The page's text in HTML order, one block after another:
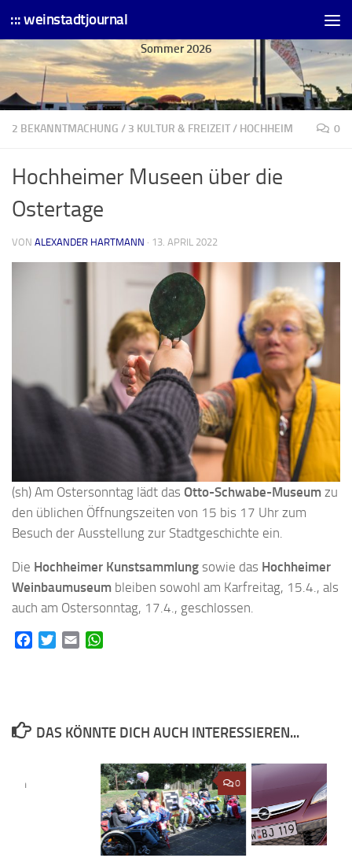
Skip to content
::: weinstadtjournal
Sommer 2026
2 BEKANNTMACHUNG / 3 KULTUR & FREIZEIT/ HOCHHEIM 0
Hochheimer Museen über die
Ostertage
VON ALEXANDER HARTMANN · 13. APRIL 2022
(sh) Am Ostersonntag lädt das Otto-Schwabe-Museum zu
den üblichen Öffnungszeiten von 15 bis 17 Uhr zum
Besuch der Ausstellung zur Stadtgeschichte ein.
Die Hochheimer Kunstsammlung sowie das Hochheimer
Weinbaumuseum bleiben sowohl am Karfreitag, 15.4., als
auch am Ostersonntag, 17.4., geschlossen.
FacebookTwitterEmail
DAS KÖNNTE DICH AUCH INTERESSIEREN...
0